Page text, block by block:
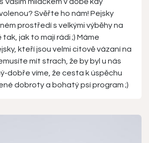
Svěřte ho nám! Pejsky
prostředí s velkými výběhy na
jak to mají rádi ;) Máme
kteří jsou velmi citově vázaní na
mít strach, že by byl u nás
dobře víme, že cesta k úspěchu
dobroty a bohatý psí program ;)